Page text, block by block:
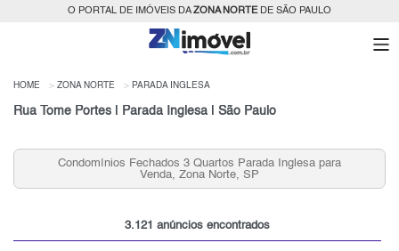
O PORTAL DE IMÓVEIS DAZONA NORTEDE SÃO PAULO
HOME ZONA NORTE PARADA INGLESA
Rua Tome Portes | Parada Inglesa | São Paulo
Condomínios Fechados 3 Quartos Parada Inglesa para
Venda, Zona Norte, SP
3.121 anúncios encontrados